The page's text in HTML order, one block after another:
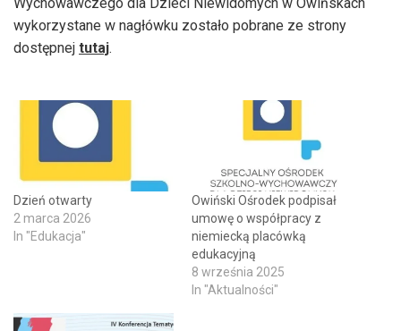
wykorzystane w nagłówku zostało pobrane ze strony
dostępnej tutaj.
Dzień otwarty
2 marca 2026
In "Edukacja"
Owiński Ośrodek podpisał
umowę o współpracy z
niemiecką placówką
edukacyjną
8 września 2025
In "Aktualności"